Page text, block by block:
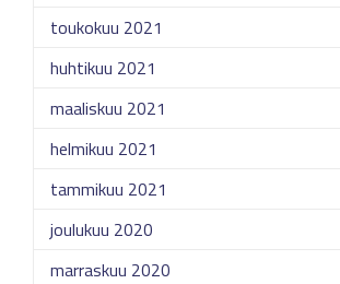
toukokuu 2021
huhtikuu 2021
maaliskuu 2021
helmikuu 2021
tammikuu 2021
joulukuu 2020
marraskuu 2020